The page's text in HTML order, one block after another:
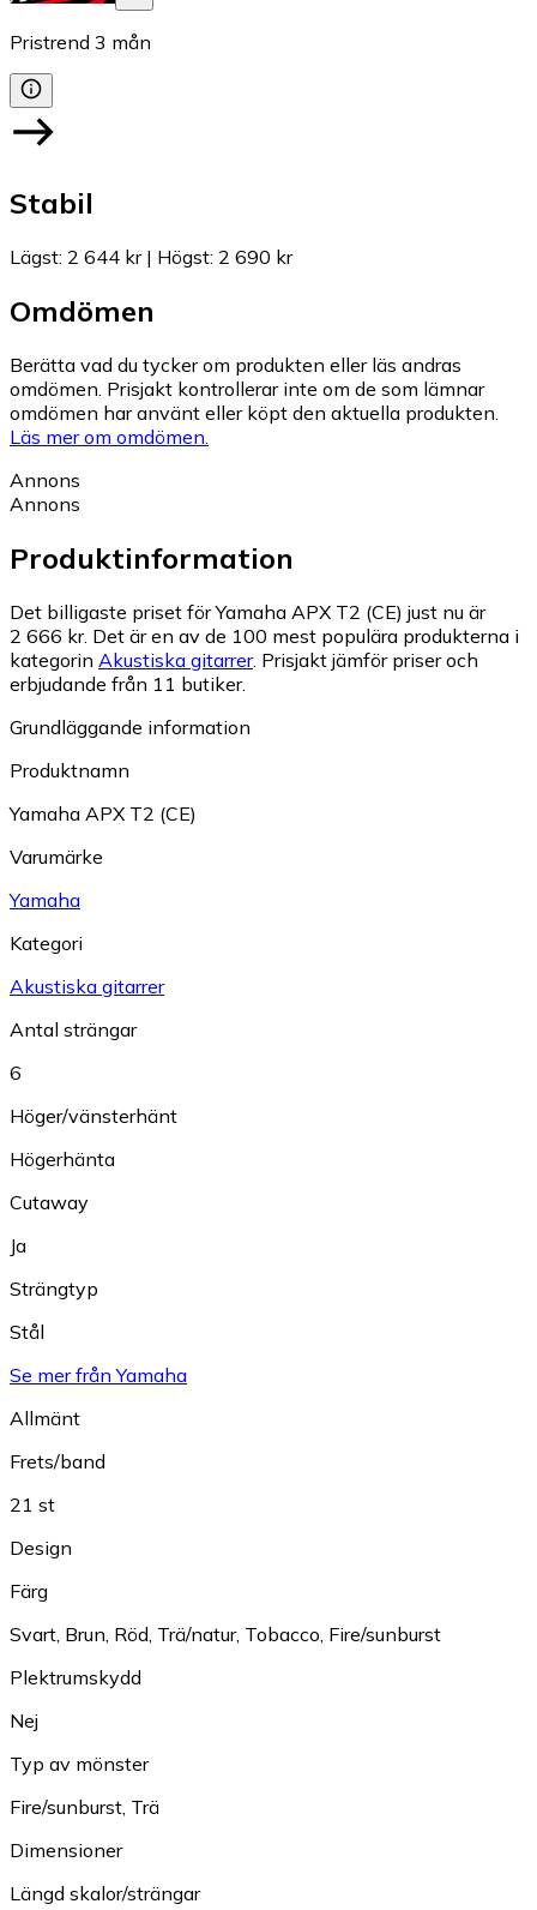
Pristrend 3 mån
Stabil
Lägst: 2 644 kr| Högst: 2 690 kr
Omdömen
Berätta vad du tycker om produkten eller läs andras
omdömen. Prisjakt kontrollerar inte om de som lämnar
omdömen har använt eller köpt den aktuella produkten.
Läs mer om omdömen.
Annons
Annons
Produktinformation
Det billigaste priset för Yamaha APX T2 (CE) just nu är
2 666 kr. Det är en av de 100 mest populära produkterna i
kategorin Akustiska gitarrer. Prisjakt jämför priser och
erbjudande från 11 butiker.
Grundläggande information
Produktnamn
Yamaha APX T2 (CE)
Varumärke
Yamaha
Kategori
Akustiska gitarrer
Antal strängar
6
Höger/vänsterhänt
Högerhänta
Cutaway
Ja
Strängtyp
Stål
Se mer från Yamaha
Allmänt
Frets/band
21 st
Design
Färg
Svart Brun Röd Trä/natur, Tobacco Fire/sunburst
Plektrumskydd
Nej
Typ av mönster
Fire/sunburst Trä
Dimensioner
Längd skalor/strängar